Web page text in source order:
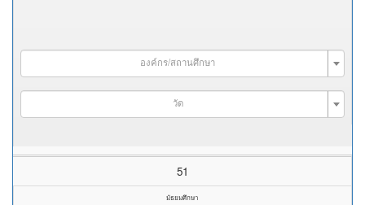
องค์กร/สถานศึกษา
วัด
51
มัธยมศึกษา